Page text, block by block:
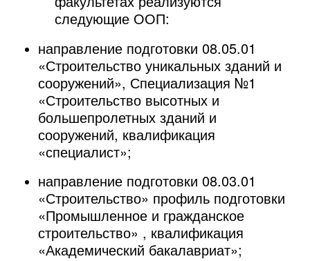
следующие ООП:
направление подготовки 08.05.01
«Строительство уникальных зданий и
сооружений», Специализация №1
«Строительство высотных и
большепролетных зданий и
сооружений, квалификация
«специалист»;
направление подготовки 08.03.01
«Строительство» профиль подготовки
«Промышленное и гражданское
строительство» , квалификация
«Академический бакалавриат»;